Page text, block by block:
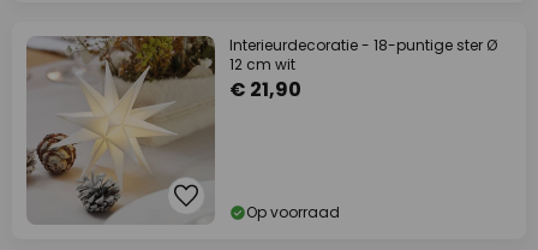
Interieurdecoratie - 18-puntige ster Ø
12 cm wit
€ 21,90
Op voorraad